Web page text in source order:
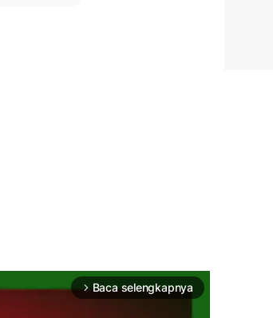
arrow_forward_ios Baca selengkapnya